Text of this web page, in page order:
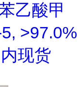
乙酸甲
>97.0%
现货